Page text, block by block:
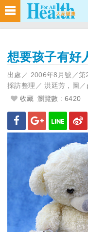
想要孩子有好
出處／ 2006年8月號／
採訪整理／ 洪廷芳，圖
收藏 瀏覽數 : 6420